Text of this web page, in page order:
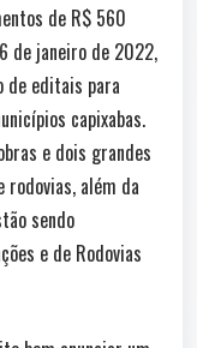
de R$ 560
de janeiro de 2022,
de editais para
capixabas.
e dois grandes
além da
sendo
e de Rodovias